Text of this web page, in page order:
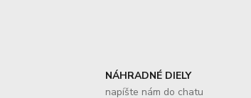
NÁHRADNÉ DIELY
napíšte nám do chatu